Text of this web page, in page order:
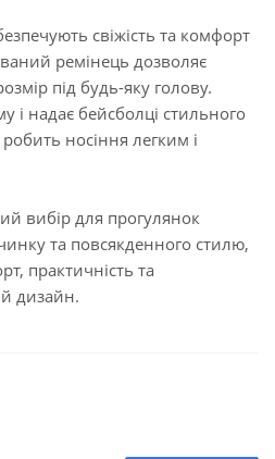
свіжість та комфорт
ремінець дозволяє
під будь-яку голову.
і надає бейсболці стильного
носіння легким і
вибір для прогулянок
та повсякденного стилю,
практичність та
дизайн.